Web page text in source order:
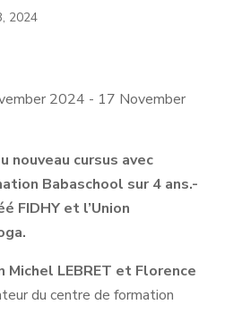
2024
2024 - 17 November
nouveau cursus avec
Babaschool sur 4 ans.-
FIDHY et l’Union
Michel LEBRET et Florence
du centre de formation